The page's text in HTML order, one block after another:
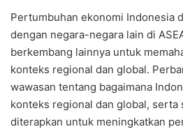
Pertumbuhan ekonomi Indonesia
dengan negara-negara lain di
berkembang lainnya untuk
konteks regional dan global.
wawasan tentang bagaimana
konteks regional dan global, serta
diterapkan untuk meningkatkan